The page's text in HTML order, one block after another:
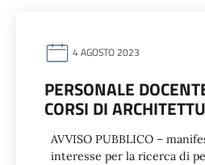
4 AGOSTO 2023
PERSONALE
CORSI DI
AVVISO PUBBLICO –
interesse per la ricerca di